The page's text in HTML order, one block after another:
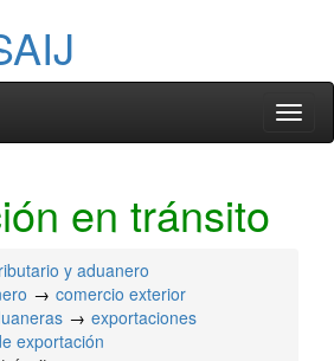
en tránsito
y aduanero
comercio exterior
exportaciones
exportación